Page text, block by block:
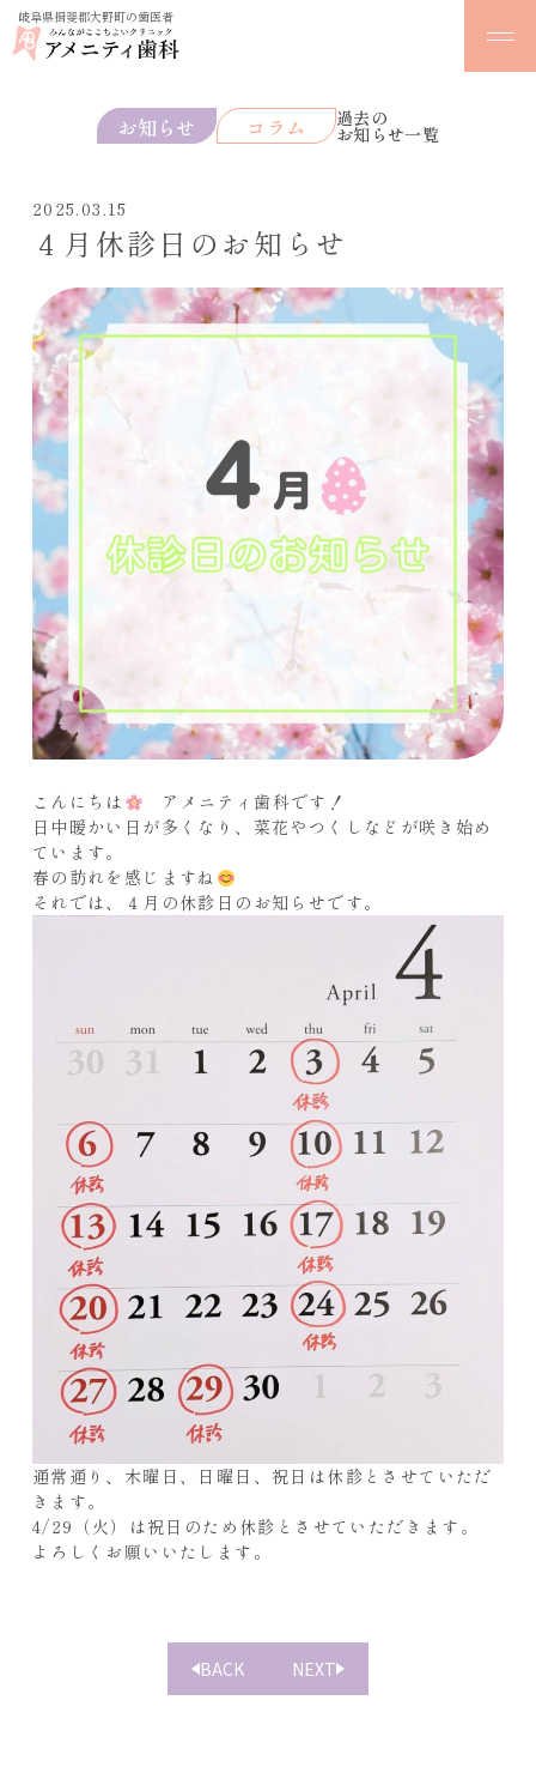
岐阜県揖斐郡大野町の歯医者
お知らせ コラム 過去の
お知らせ一覧
2025.03.15
４月休診日のお知らせ
こんにちは
アメニティ歯科です！
日中暖かい日が多くなり、菜花やつくしなどが咲き始め
ています。
春の訪れを感じますね
それでは、４月の休診日のお知らせです。
通常通り、木曜日、日曜日、祝日は休診とさせていただ
きます。
4/29（火）は祝日のため休診とさせていただきます。
よろしくお願いいたします。
BACK NEXT